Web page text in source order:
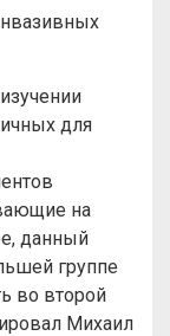
для
на
данный
группе
во второй
Михаил